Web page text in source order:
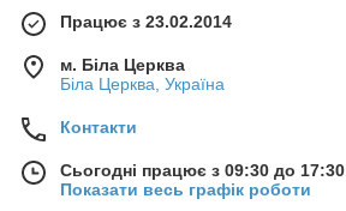
Працює з 23.02.2014
м. Біла Церква
Біла Церква, Україна
Контакти
Сьогодні працює з 09:30 до 17:30
Показати весь графік роботи